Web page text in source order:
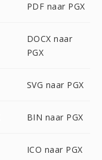
PDF naar PGX
DOCX naar
PGX
SVG naar PGX
BIN naar PGX
ICO naar PGX